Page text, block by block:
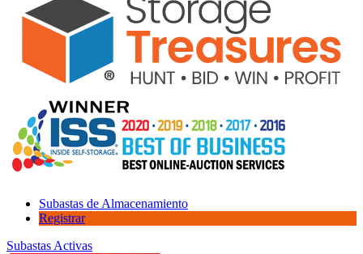
Subastas de Almacenamiento
Registrar
Subastas Activas